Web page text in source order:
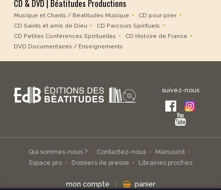
CD & DVD | Béatitudes Productions
Musique et Chants / Béatitudes Musique
CD pour prier
CD Saints et amis de Dieu
CD Parcours Spirituels
CD Petites Conférences Spirituelles
CD Histoire de France
DVD Documentaires / Enseignements
suivez-nous
Qui sommes-nous ? Contactez-nous
Manuscrit
Espace pro
Dossiers de presse Librairies proches
mon compte panier